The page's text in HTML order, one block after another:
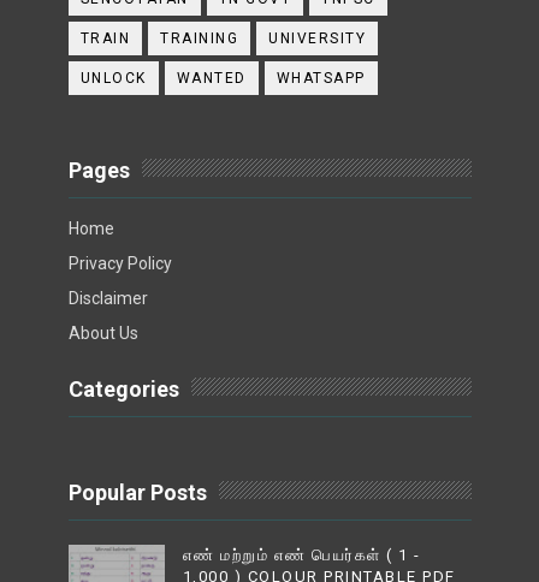
TRAIN TRAINING UNIVERSITY
UNLOCK WANTED WHATSAPP
Pages
Home
Privacy Policy
Disclaimer
About Us
Categories
Popular Posts
எண் மற்றும் எண் பெயர்கள் ( 1 -
1,000 ) COLOUR PRINTABLE PDF